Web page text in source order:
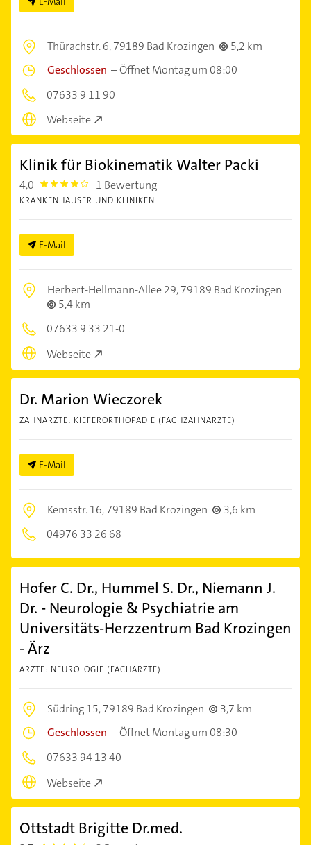
Thürachstr. 6,79189 Bad Krozingen
5,2 km
Geschlossen –Öffnet Montag um 08:00
07633 9 11 90
Webseite
Klinik für Biokinematik Walter Packi
4,0 4.0 1 Bewertung
KRANKENHÄUSER UND KLINIKEN
E-Mail
Herbert-Hellmann-Allee 29,79189 Bad Krozingen
5,4 km
07633 9 33 21-0
Webseite
Dr. Marion Wieczorek
ZAHNÄRZTE: KIEFERORTHOPÄDIE (FACHZAHNÄRZTE)
E-Mail
Kemsstr. 16,79189 Bad Krozingen
3,6 km
04976 33 26 68
Hofer C. Dr., Hummel S. Dr., Niemann J.
Dr. - Neurologie & Psychiatrie am
Universitäts-Herzzentrum Bad Krozingen
- Ärz
ÄRZTE: NEUROLOGIE (FACHÄRZTE)
Südring 15,79189 Bad Krozingen
3,7 km
Geschlossen –Öffnet Montag um 08:30
07633 94 13 40
Webseite
Ottstadt Brigitte Dr.med.